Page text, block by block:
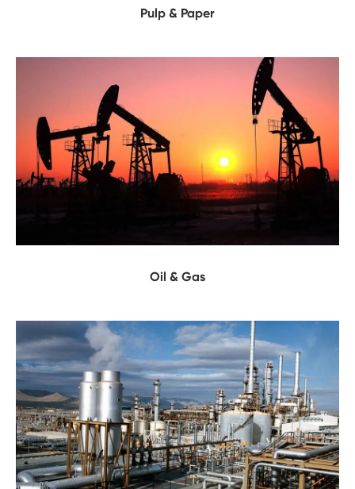
Pulp & Paper
Oil & Gas